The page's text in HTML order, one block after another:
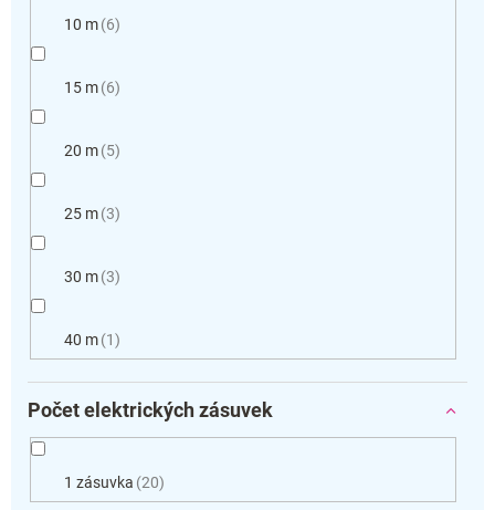
10 m 6
15 m 6
20 m 5
25 m 3
30 m 3
40 m 1
Počet elektrických zásuvek
1 zásuvka 20